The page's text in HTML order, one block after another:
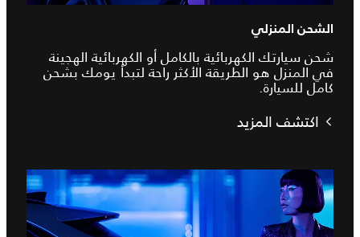
الشحن المنزلي
شحن سيارتك الكهربائية بالكامل أو الكهربائية الهجينة
في المنزل هو الطريقة الأكثر راحة لتبدأ يومك بشحن
كامل للسيارة.
اكتشف المزيد